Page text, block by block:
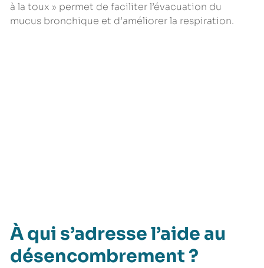
à la toux » permet de faciliter l’évacuation du
mucus bronchique et d’améliorer la respiration.
À qui s’adresse l’aide au
désencombrement ?